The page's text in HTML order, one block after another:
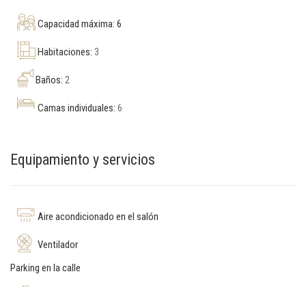
Capacidad máxima: 6
Habitaciones: 3
Baños: 2
Camas individuales: 6
Equipamiento y servicios
Aire acondicionado en el salón
Ventilador
Parking en la calle